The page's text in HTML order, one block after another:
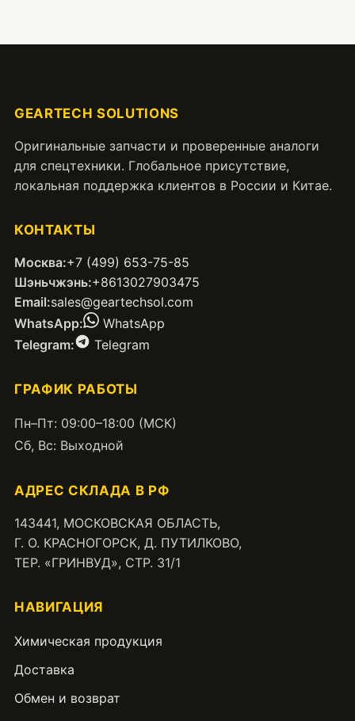
GEARTECH SOLUTIONS
Оригинальные запчасти и проверенные аналоги
для спецтехники. Глобальное присутствие,
локальная поддержка клиентов в России и Китае.
КОНТАКТЫ
Москва:+7 (499) 653-75-85
Шэньчжэнь:+8613027903475
Email:sales@geartechsol.com
WhatsApp:
WhatsApp
Telegram:
Telegram
ГРАФИК РАБОТЫ
Пн–Пт: 09:00–18:00 (МСК)
Сб, Вс: Выходной
АДРЕС СКЛАДА В РФ
143441, МОСКОВСКАЯ ОБЛАСТЬ,
Г. О. КРАСНОГОРСК, Д. ПУТИЛКОВО,
ТЕР. «ГРИНВУД», СТР. 31/1
НАВИГАЦИЯ
Химическая продукция
Доставка
Обмен и возврат